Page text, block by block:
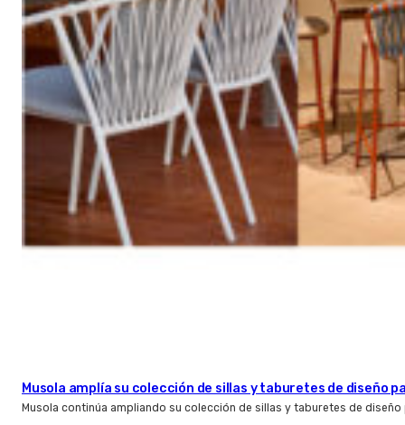
Musola amplía su colección de sillas y taburetes de diseño
Musola continúa ampliando su colección de sillas y taburetes de